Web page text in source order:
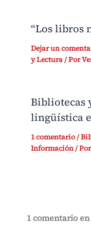
“Los libros
Dejar un
y Lectura/ Por
Bibliotecas
lingüística
1 comentario/
Información/ Por
1 comentario